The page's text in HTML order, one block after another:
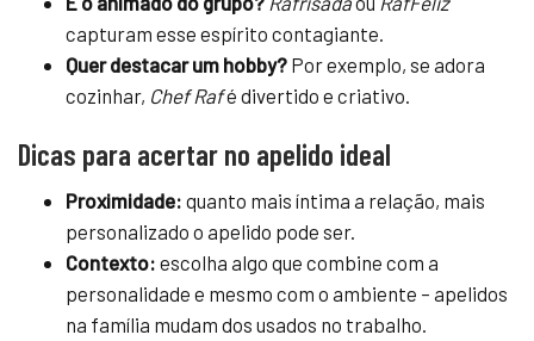
capturam esse espírito contagiante.
Quer destacar um hobby? Por exemplo, se adora
cozinhar, Chef Rafé divertido e criativo.
Dicas para acertar no apelido ideal
Proximidade: quanto mais íntima a relação, mais
personalizado o apelido pode ser.
Contexto: escolha algo que combine com a
personalidade e mesmo com o ambiente – apelidos
na família mudam dos usados no trabalho.